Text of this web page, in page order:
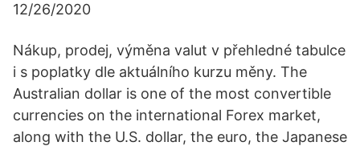
12/26/2020
Nákup, prodej, výměna valut v přehledné tabulce
i s poplatky dle aktuálního kurzu měny. The
Australian dollar is one of the most convertible
currencies on the international Forex market,
along with the U.S. dollar, the euro, the Japanese